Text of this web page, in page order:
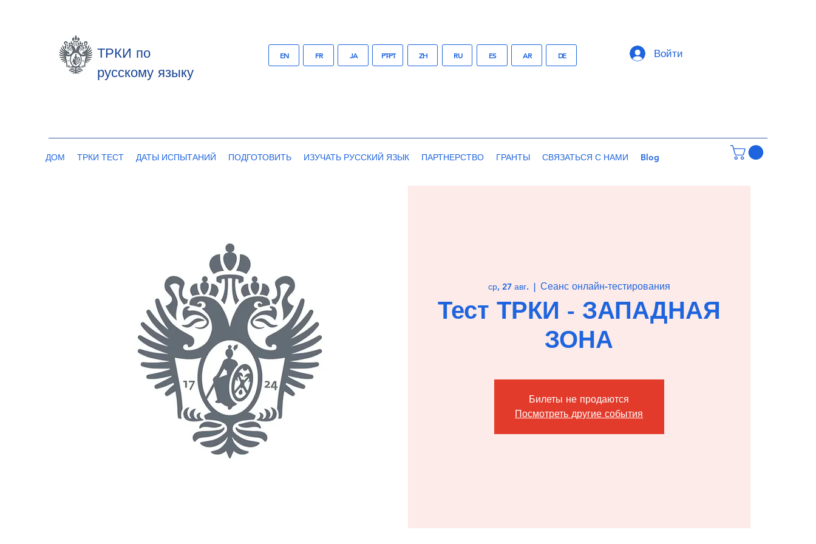
ТРКИ по
русскому языку
EN FR JA PT-PT ZH RU ES AR DE Войти
ДОМ ТРКИ ТЕСТ ДАТЫ ИСПЫТАНИЙ ПОДГОТОВИТЬ ИЗУЧАТЬ РУССКИЙ ЯЗЫК ПАРТНЕРСТВО ГРАНТЫ СВЯЗАТЬСЯ С НАМИ Blog
ср, 27 авг.
  |
Сеанс онлайн-тестирования
Тест ТРКИ - ЗАПАДНАЯ
ЗОНА
Билеты не продаются
Посмотреть другие события